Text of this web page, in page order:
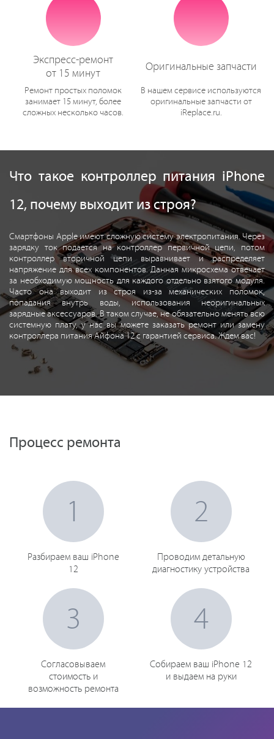
Экспресс-ремонт
от 15 минут
Ремонт простых поломок
занимает 15 минут, более
сложных несколько часов.
Оригинальные запчасти
В нашем сервисе используются
оригинальные запчасти от
iReplace.ru.
Что такое контроллер питания iPhone
12, почему выходит из строя?
Смартфоны Apple имеют сложную систему электропитания. Через
зарядку ток подается на контроллер первичной цепи, потом
контроллер вторичной цепи выравнивает и распределяет
напряжение для всех компонентов. Данная микросхема отвечает
за необходимую мощность для каждого отдельно взятого модуля.
Часто она выходит из строя из-за механических поломок,
попадания внутрь воды, использования неоригинальных
зарядные аксессуаров. В таком случае, не обязательно менять всю
системную плату, у нас вы можете заказать ремонт или замену
контроллера питания Айфона 12 с гарантией сервиса. Ждем вас!
Процесс ремонта
1
Разбираем ваш iPhone
12
2
Проводим детальную
диагностику устройства
3
Согласовываем
стоимость и
возможность ремонта
4
Собираем ваш iPhone 12
и выдаем на руки